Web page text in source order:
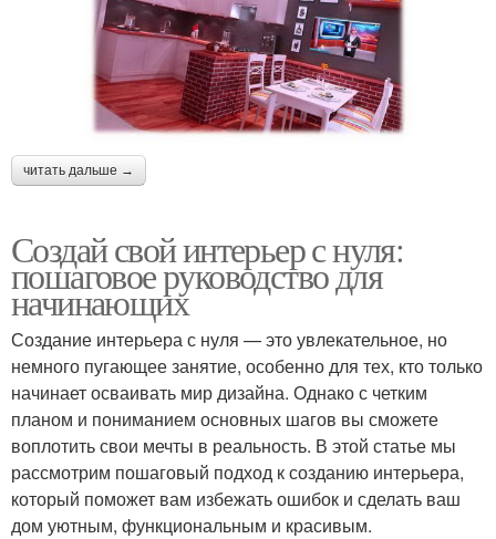
читать дальше →
Создай свой интерьер с нуля:
пошаговое руководство для
начинающих
Создание интерьера с нуля — это увлекательное, но
немного пугающее занятие, особенно для тех, кто только
начинает осваивать мир дизайна. Однако с четким
планом и пониманием основных шагов вы сможете
воплотить свои мечты в реальность. В этой статье мы
рассмотрим пошаговый подход к созданию интерьера,
который поможет вам избежать ошибок и сделать ваш
дом уютным, функциональным и красивым.